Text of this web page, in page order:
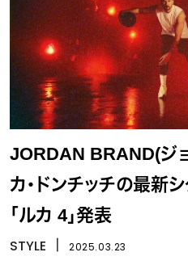
JORDAN BRAND(ジ
カ・ドンチッチの最新
「ルカ 4」発表
STYLE 2025.03.23